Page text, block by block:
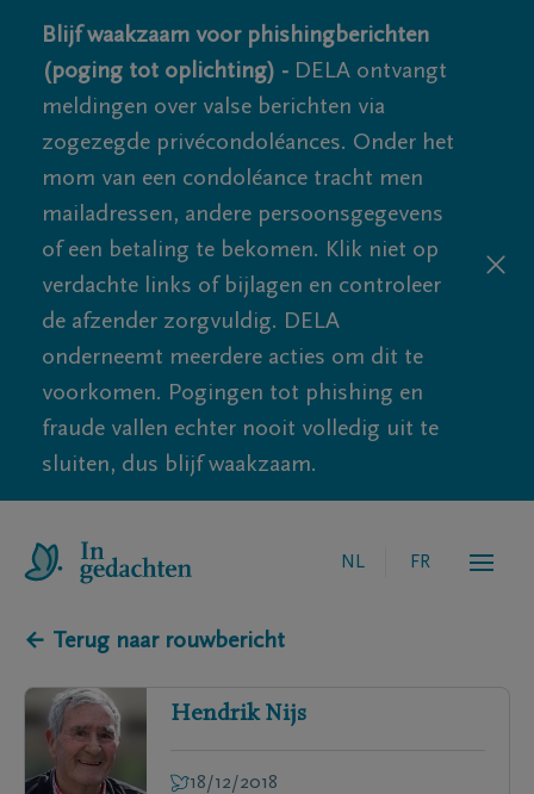
Blijf waakzaam voor phishingberichten
(poging tot oplichting) - DELA ontvangt
meldingen over valse berichten via
zogezegde privécondoléances. Onder het
mom van een condoléance tracht men
mailadressen, andere persoonsgegevens
of een betaling te bekomen. Klik niet op
verdachte links of bijlagen en controleer
de afzender zorgvuldig. DELA
onderneemt meerdere acties om dit te
voorkomen. Pogingen tot phishing en
fraude vallen echter nooit volledig uit te
sluiten, dus blijf waakzaam.
NL FR
← Terug naar rouwbericht
Hendrik Nijs
18/12/2018